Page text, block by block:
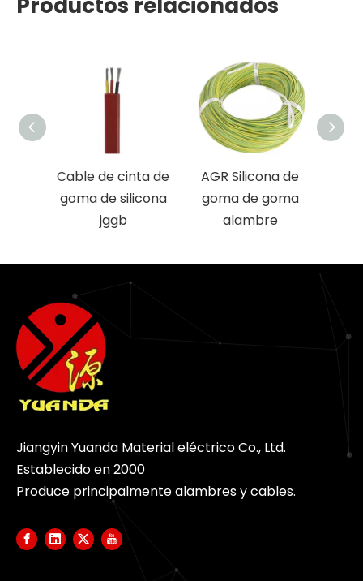
Productos relacionados
Cable de cinta de
goma de silicona
jggb
AGR Silicona de
goma de goma
alambre
Jiangyin Yuanda Material eléctrico Co., Ltd.
Establecido en 2000
Produce principalmente alambres y cables.